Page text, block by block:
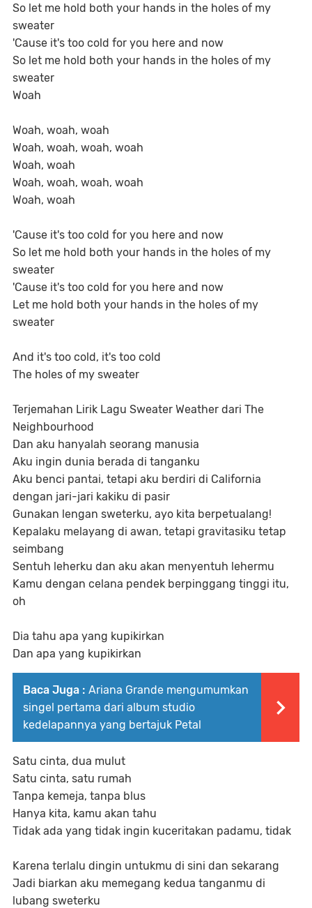
So let me hold both your hands in the holes of my
sweater
'Cause it's too cold for you here and now
So let me hold both your hands in the holes of my
sweater
Woah
Woah, woah, woah
Woah, woah, woah, woah
Woah, woah
Woah, woah, woah, woah
Woah, woah
'Cause it's too cold for you here and now
So let me hold both your hands in the holes of my
sweater
'Cause it's too cold for you here and now
Let me hold both your hands in the holes of my
sweater
And it's too cold, it's too cold
The holes of my sweater
Terjemahan Lirik Lagu Sweater Weather dari The
Neighbourhood
Dan aku hanyalah seorang manusia
Aku ingin dunia berada di tanganku
Aku benci pantai, tetapi aku berdiri di California
dengan jari-jari kakiku di pasir
Gunakan lengan sweterku, ayo kita berpetualang!
Kepalaku melayang di awan, tetapi gravitasiku tetap
seimbang
Sentuh leherku dan aku akan menyentuh lehermu
Kamu dengan celana pendek berpinggang tinggi itu,
oh
Dia tahu apa yang kupikirkan
Dan apa yang kupikirkan
Baca Juga : Ariana Grande mengumumkan
singel pertama dari album studio
kedelapannya yang bertajuk Petal
Satu cinta, dua mulut
Satu cinta, satu rumah
Tanpa kemeja, tanpa blus
Hanya kita, kamu akan tahu
Tidak ada yang tidak ingin kuceritakan padamu, tidak
Karena terlalu dingin untukmu di sini dan sekarang
Jadi biarkan aku memegang kedua tanganmu di
lubang sweterku